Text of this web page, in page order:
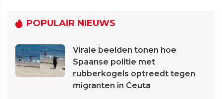
POPULAIR NIEUWS
Virale beelden tonen hoe
Spaanse politie met
rubberkogels optreedt tegen
migranten in Ceuta